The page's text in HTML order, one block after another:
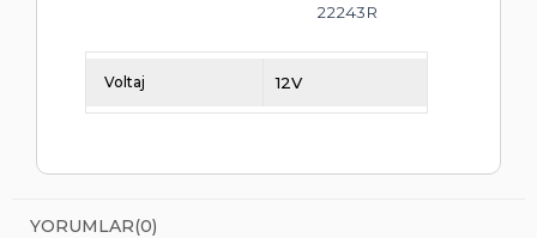
22243R
Voltaj 12V
YORUMLAR(0)